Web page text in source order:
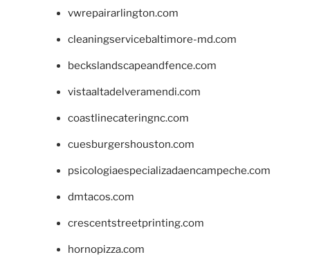
vwrepairarlington.com
cleaningservicebaltimore-md.com
beckslandscapeandfence.com
vistaaltadelveramendi.com
coastlinecateringnc.com
cuesburgershouston.com
psicologiaespecializadaencampeche.com
dmtacos.com
crescentstreetprinting.com
hornopizza.com